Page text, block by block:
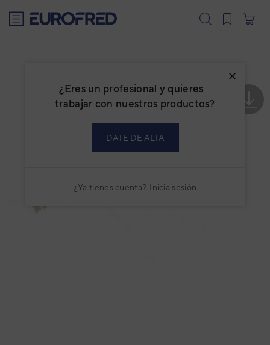
¿Eres un profesional y quieres
trabajar con nuestros productos?
DATE DE ALTA
¿Ya tienes cuenta? Inicia sesión